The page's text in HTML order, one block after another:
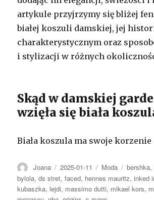
artykule przyjrzymy się bliżej
białej koszuli damskiej, jej
charakterystycznym oraz
i stylizacji w różnych
Skąd w damskiej
wzięła się biała
Biała koszula ma swoje korzenie
Autor
Joana Opublikowano
2025-01-11 Kategorie
Moda Tagi
bershka,
bylola,ds stret,faced, hennes mauritz,inked
kubaszka, lejdi, massimo dutti, mikael kors,